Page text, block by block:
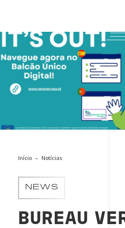
Horis_lancamento_renovar_casa
Início Notícias
NEWS
BUREAU